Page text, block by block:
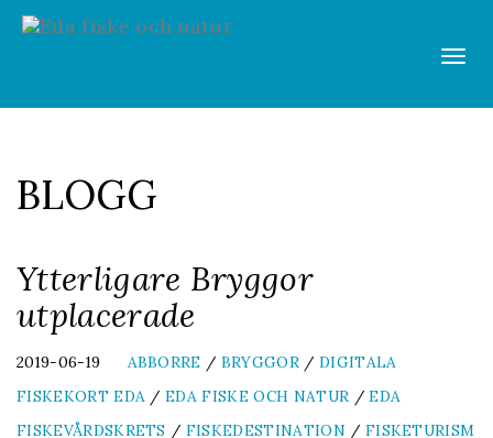
BLOGG
Ytterligare Bryggor
utplacerade
2019-06-19 ABBORRE / BRYGGOR / DIGITALA
FISKEKORT EDA /EDA FISKE OCH NATUR /EDA
FISKEVÅRDSKRETS / FISKEDESTINATION / FISKETURISM